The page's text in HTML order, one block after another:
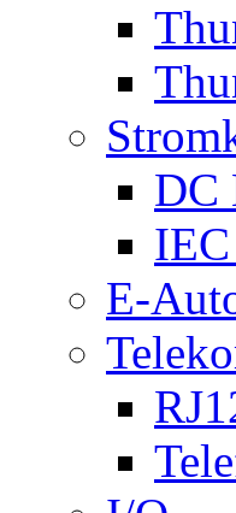
DC
E-